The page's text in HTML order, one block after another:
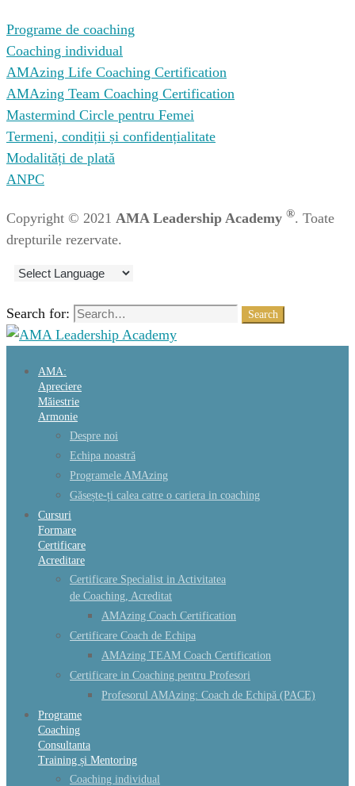
Programe de coaching
Coaching individual
AMAzing Life Coaching Certification
AMAzing Team Coaching Certification
Mastermind Circle pentru Femei
Termeni, condiții și confidențialitate
Modalități de plată
ANPC
Copyright © 2021 AMA Leadership Academy ®. Toate
drepturile rezervate.
Search for: Search
AMA:
Apreciere
Măiestrie
Armonie
Despre noi
Echipa noastră
Programele AMAzing
Găsește-ți calea catre o cariera in coaching
Cursuri
Formare
Certificare
Acreditare
Certificare Specialist in Activitatea
de Coaching, Acreditat
AMAzing Coach Certification
Certificare Coach de Echipa
AMAzing TEAM Coach Certification
Certificare in Coaching pentru Profesori
Profesorul AMAzing: Coach de Echipă (PACE)
Programe
Coaching
Consultanta
Training și Mentoring
Coaching individual